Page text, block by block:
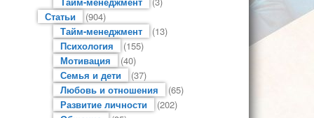
Статьи
(904)
Тайм-менеджмент
(13)
Психология
(155)
Мотивация
(40)
Семья и дети
(37)
Любовь и отношения
(65)
Развитие личности
(202)